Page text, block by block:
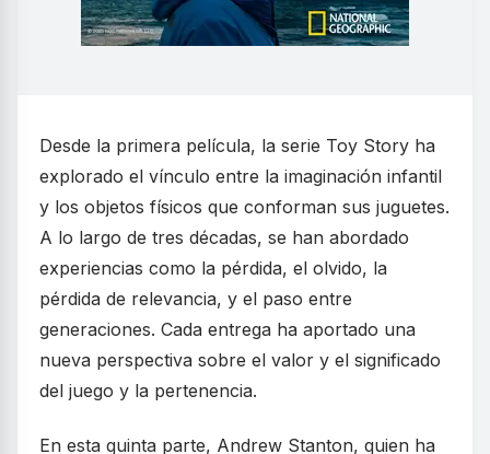
Desde la primera película, la serie Toy Story ha
explorado el vínculo entre la imaginación infantil
y los objetos físicos que conforman sus juguetes.
A lo largo de tres décadas, se han abordado
experiencias como la pérdida, el olvido, la
pérdida de relevancia, y el paso entre
generaciones. Cada entrega ha aportado una
nueva perspectiva sobre el valor y el significado
del juego y la pertenencia.
En esta quinta parte, Andrew Stanton, quien ha